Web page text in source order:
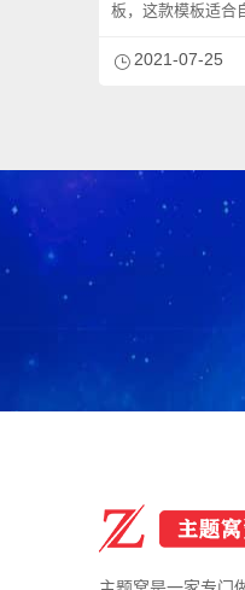
板，这款模板适合
业，自媒体、新闻
2021-07-25